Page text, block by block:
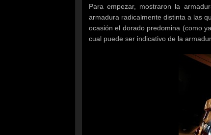
Para empezar, mostraron la
armadura radicalmente distinta a las
ocasión el dorado predomina (como
cual puede ser indicativo de la